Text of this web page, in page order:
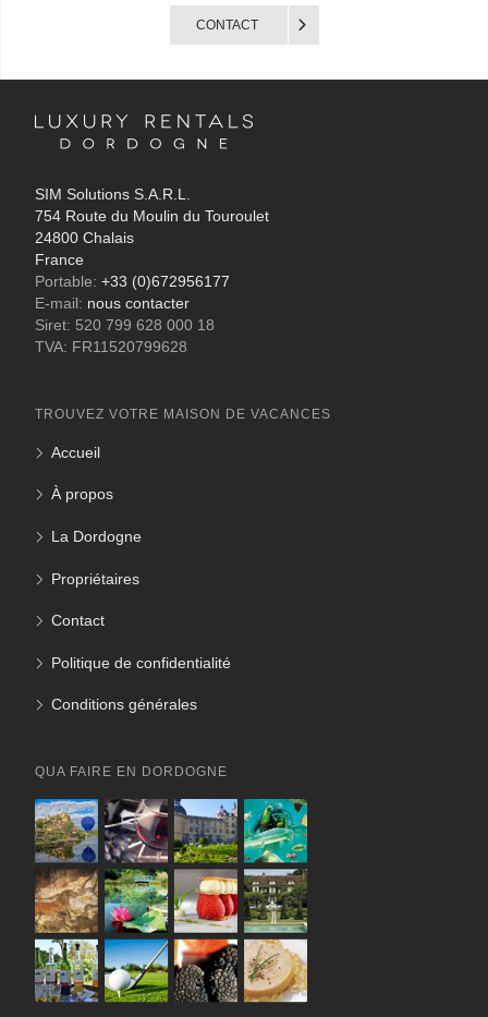
CONTACT
SIM Solutions S.A.R.L.
754 Route du Moulin du Touroulet
24800 Chalais
France
Portable: +33 (0)672956177
E-mail: nous contacter
Siret: 520 799 628 000 18
TVA: FR11520799628
TROUVEZ VOTRE MAISON DE VACANCES
Accueil
À propos
La Dordogne
Propriétaires
Contact
Politique de confidentialité
Conditions générales
QUA FAIRE EN DORDOGNE